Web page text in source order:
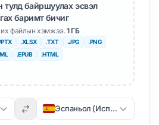
тулд байршуулах эсвэл
баримт бичиг
их файлын хэмжээ.1 ГБ
.XLSX .TXT .JPG
.PNG
.EPUB .HTML
Эспаньол (Испани)